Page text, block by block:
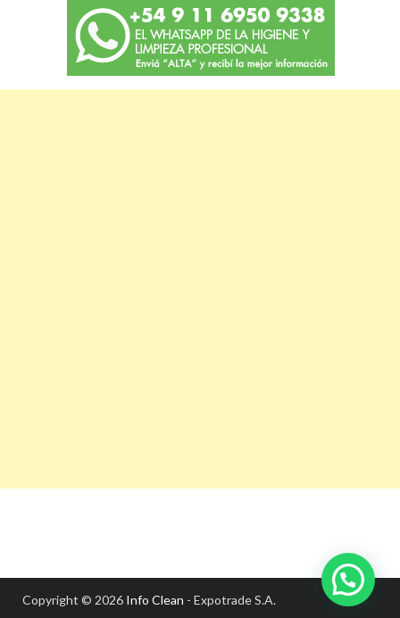
Copyright © 2026 Info Clean - Expotrade S.A.